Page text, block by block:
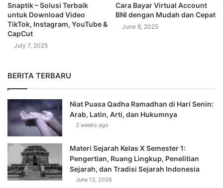
Snaptik – Solusi Terbaik
untuk Download Video
TikTok, Instagram, YouTube &
CapCut
July 7, 2025
Cara Bayar Virtual Account
BNI dengan Mudah dan Cepat
June 8, 2025
BERITA TERBARU
Niat Puasa Qadha Ramadhan di Hari Senin:
Arab, Latin, Arti, dan Hukumnya
3 weeks ago
Materi Sejarah Kelas X Semester 1:
Pengertian, Ruang Lingkup, Penelitian
Sejarah, dan Tradisi Sejarah Indonesia
June 13, 2026